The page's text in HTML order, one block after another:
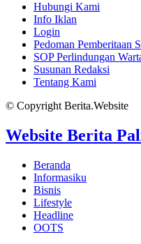
Hubungi Kami
Info Iklan
Login
Pedoman Pemberitaan
SOP Perlindungan
Susunan Redaksi
Tentang Kami
© Copyright Berita.Website
Website Berita
Beranda
Informasiku
Bisnis
Lifestyle
Headline
OOTS